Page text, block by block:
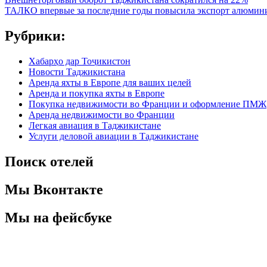
ТАЛКО впервые за последние годы повысила экспорт
Рубрики:
Хабарҳо дар Тоҷикистон
Новости Таджикистана
Аренда яхты в Европе для ваших целей
Аренда и покупка яхты в Европе
Покупка недвижимости во Франции и оформление ПМЖ
Аренда недвижимости во Франции
Легкая авиация в Таджикистане
Услуги деловой авиации в Таджикистане
Поиск отелей
Мы Вконтакте
Мы на фейсбуке